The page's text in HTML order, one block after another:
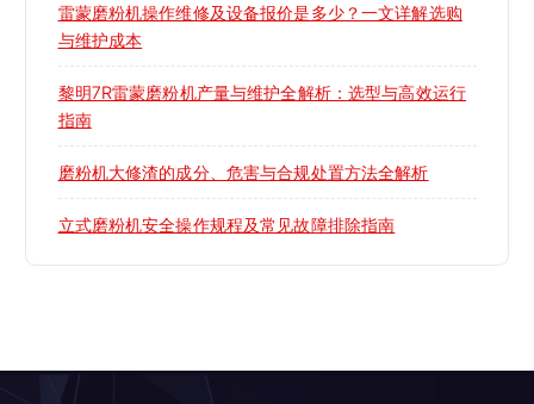
雷蒙磨粉机操作维修及设备报价是多少？一文详解选购
与维护成本
黎明7R雷蒙磨粉机产量与维护全解析：选型与高效运行
指南
磨粉机大修渣的成分、危害与合规处置方法全解析
立式磨粉机安全操作规程及常见故障排除指南